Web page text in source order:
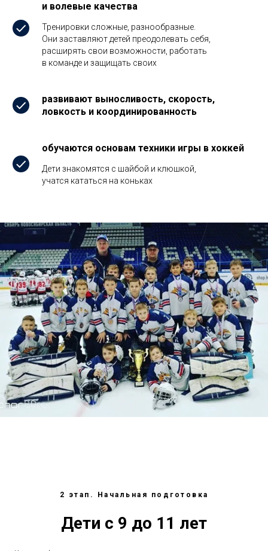
и волевые качества
Тренировки сложные, разнообразные.
Они заставляют детей преодолевать себя,
расширять свои возможности, работать
в команде и защищать своих
развивают выносливость, скорость,
ловкость и координированность
обучаются основам техники игры в хоккей
Дети знакомятся с шайбой и клюшкой,
учатся кататься на коньках
2 этап. Начальная подготовка
Дети с 9 до 11 лет